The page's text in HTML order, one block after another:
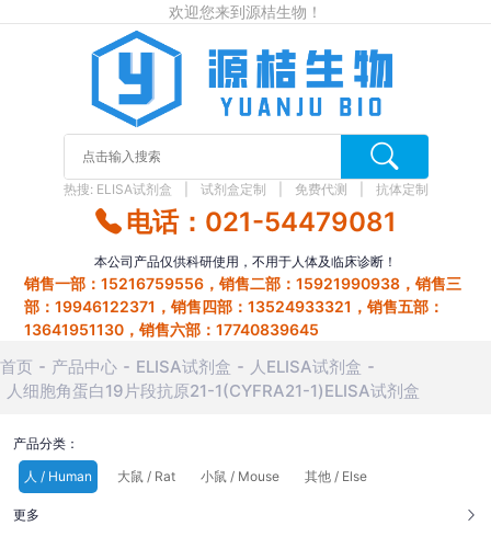
欢迎您来到源桔生物！
热搜: ELISA试剂盒 试剂盒定制 免费代测 抗体定制
电话：021-54479081
本公司产品仅供科研使用，不用于人体及临床诊断！
销售一部：15216759556，销售二部：15921990938，销售三
部：19946122371，销售四部：13524933321，销售五部：
13641951130，销售六部：17740839645
首页 产品中心 ELISA试剂盒
人ELISA试剂盒
人细胞角蛋白19片段抗原21-1(CYFRA21-1)ELISA试剂盒
产品分类：
人 / Human
大鼠 / Rat 小鼠 / Mouse 其他 / Else
更多